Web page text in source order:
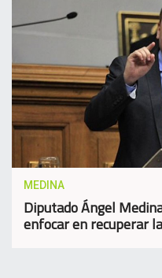
MEDINA
Diputado Ángel
enfocar en recuperar